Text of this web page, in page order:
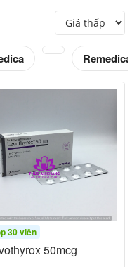
Remedica
30 viên
50mcg